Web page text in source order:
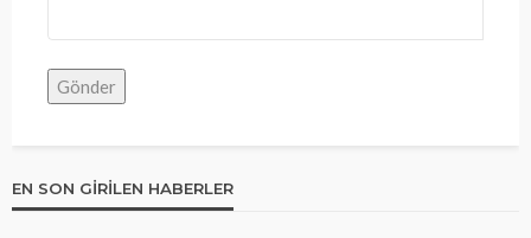
EN SON GIRILEN HABERLER